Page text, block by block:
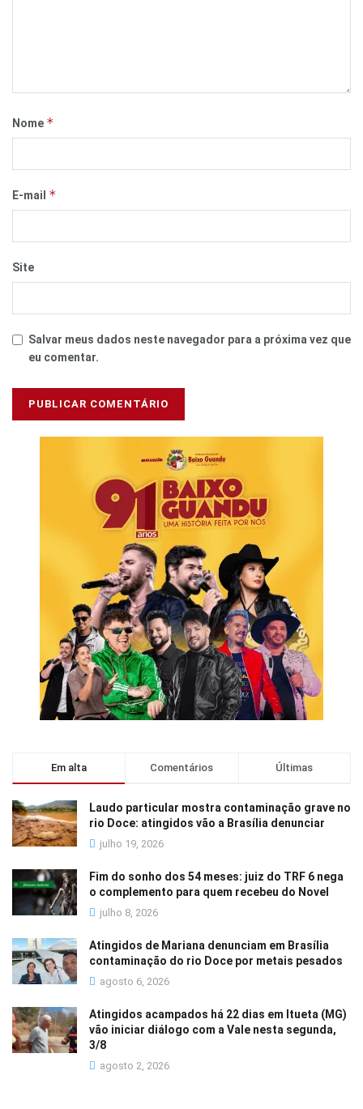
Nome *
E-mail *
Site
Salvar meus dados neste navegador para a próxima vez que
eu comentar.
Em alta Comentários Últimas
Laudo particular mostra contaminação grave no
rio Doce: atingidos vão a Brasília denunciar
julho 19, 2026
Fim do sonho dos 54 meses: juiz do TRF 6 nega
o complemento para quem recebeu do Novel
julho 8, 2026
Atingidos de Mariana denunciam em Brasília
contaminação do rio Doce por metais pesados
agosto 6, 2026
Atingidos acampados há 22 dias em Itueta (MG)
vão iniciar diálogo com a Vale nesta segunda,
3/8
agosto 2, 2026